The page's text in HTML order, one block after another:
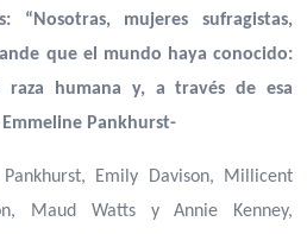
“Nosotras, mujeres sufragistas,
que el mundo haya conocido:
humana y, a través de esa
Emmeline Pankhurst-
Emily Davison, Millicent
Maud Watts y Annie Kenney,